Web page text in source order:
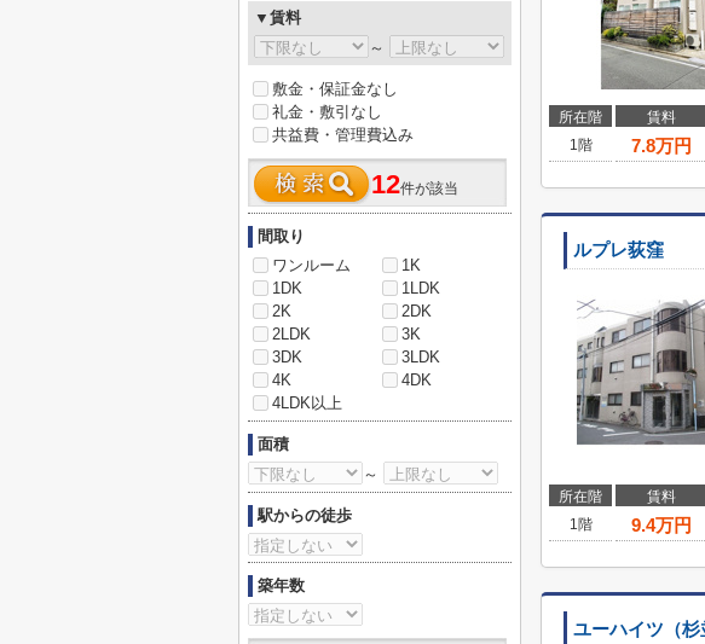
所在階 賃料
1階
7.8万円
ルプレ荻窪
所在階 賃料
1階
9.4万円
ユーハイツ（杉
▼賃料
～
敷金・保証金なし
礼金・敷引なし
共益費・管理費込み
12件が該当
間取り
ワンルーム
1K
1DK
1LDK
2K
2DK
2LDK
3K
3DK
3LDK
4K
4DK
4LDK以上
面積
～
駅からの徒歩
築年数